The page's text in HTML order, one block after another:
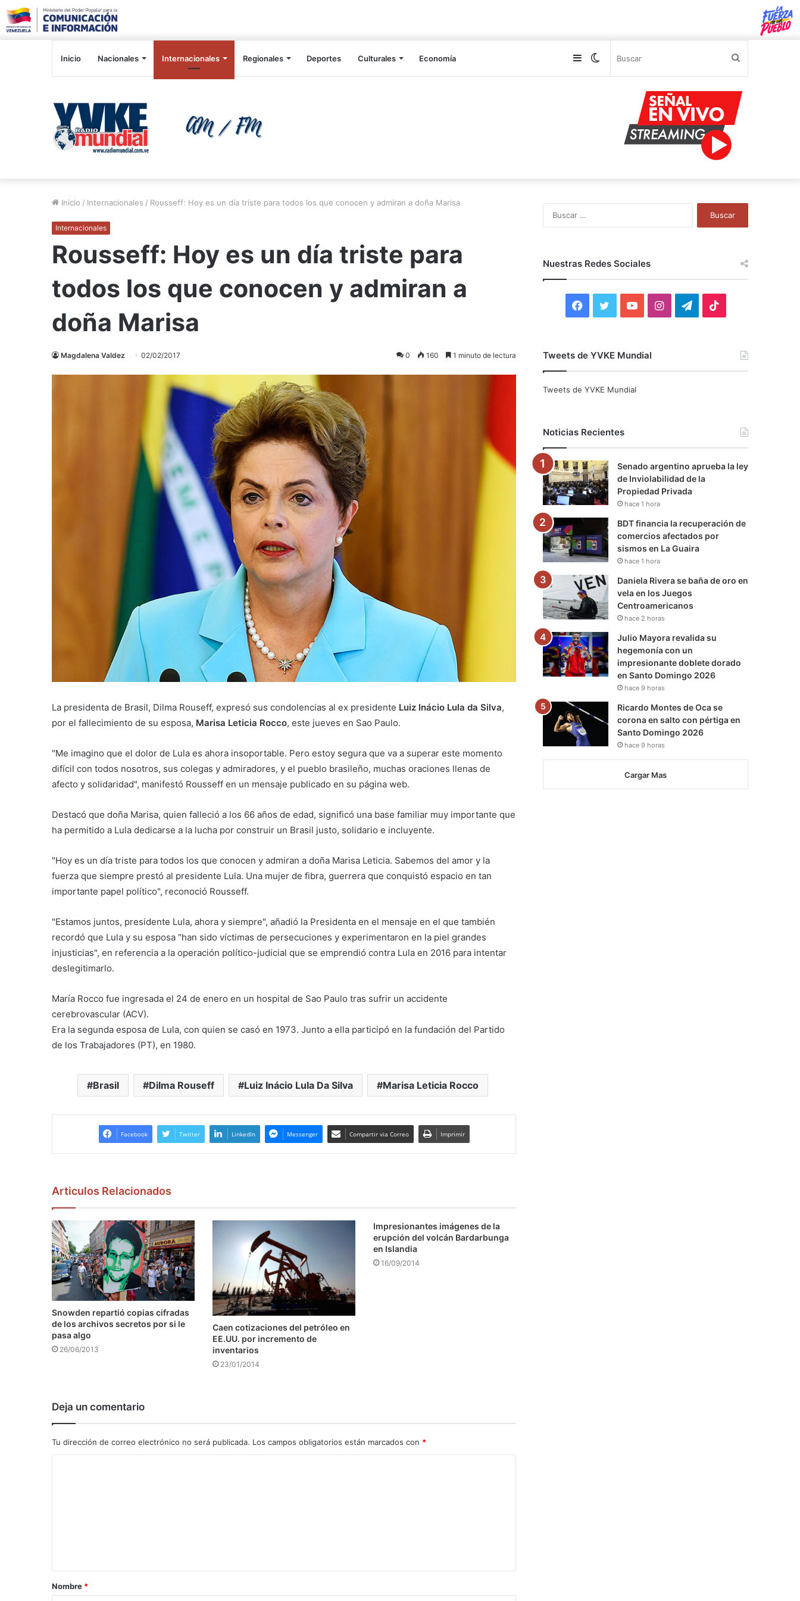
Inicio Nacionales Internacionales Regionales Deportes Culturales Economía Switch
Sidebar
Inicio / Internacionales / Rousseff: Hoy es un día triste para todos los que conocen y admiran a doña Marisa
Internacionales
Rousseff: Hoy es un día triste para
todos los que conocen y admiran a
doña Marisa
Magdalena Valdez 02/02/2017 0 160 1 minuto de lectura
La presidenta de Brasil, Dilma Rouseff, expresó sus condolencias al ex presidente Luiz Inácio Lula da Silva,
por el fallecimiento de su esposa, Marisa Leticia Rocco, este jueves en Sao Paulo.
"Me imagino que el dolor de Lula es ahora insoportable. Pero estoy segura que va a superar este momento
difícil con todos nosotros, sus colegas y admiradores, y el pueblo brasileño, muchas oraciones llenas de
afecto y solidaridad", manifestó Rousseff en un mensaje publicado en su página web.
Destacó que doña Marisa, quien falleció a los 66 años de edad, significó una base familiar muy importante que
ha permitido a Lula dedicarse a la lucha por construir un Brasil justo, solidario e incluyente.
"Hoy es un día triste para todos los que conocen y admiran a doña Marisa Leticia. Sabemos del amor y la
fuerza que siempre prestó al presidente Lula. Una mujer de fibra, guerrera que conquistó espacio en tan
importante papel político", reconoció Rousseff.
"Estamos juntos, presidente Lula, ahora y siempre", añadió la Presidenta en el mensaje en el que también
recordó que Lula y su esposa "han sido víctimas de persecuciones y experimentaron en la piel grandes
injusticias", en referencia a la operación político-judicial que se emprendió contra Lula en 2016 para intentar
deslegitimarlo.
María Rocco fue ingresada el 24 de enero en un hospital de Sao Paulo tras sufrir un accidente
cerebrovascular (ACV).
Era la segunda esposa de Lula, con quien se casó en 1973. Junto a ella participó en la fundación del Partido
de los Trabajadores (PT), en 1980.
Brasil Dilma Rouseff Luiz Inácio Lula Da Silva Marisa Leticia Rocco
Facebook Twitter LinkedIn Messenger Compartir via Correo Imprimir
Articulos Relacionados
Snowden repartió copias cifradas
de los archivos secretos por si le
pasa algo
26/06/2013
Caen cotizaciones del petróleo en
EE.UU. por incremento de
inventarios
23/01/2014
Impresionantes imágenes de la
erupción del volcán Bardarbunga
en Islandia
16/09/2014
Deja un comentario
Tu dirección de correo electrónico no será publicada. Los campos obligatorios están marcados con *
a
r
Nombre *
Nuestras Redes Sociales
F
c
o
k
i
r
Y
u
e
I
r
a
m
T
a
m
Tweets de YVKE Mundial
Tweets de YVKE Mundial
Noticias Recientes
Senado argentino aprueba la ley
de Inviolabilidad de la
Propiedad Privada
hace 1 hora
BDT financia la recuperación de
comercios afectados por
sismos en La Guaira
hace 1 hora
Daniela Rivera se baña de oro en
vela en los Juegos
Centroamericanos
hace 2 horas
Julio Mayora revalida su
hegemonía con un
impresionante doblete dorado
en Santo Domingo 2026
hace 9 horas
Ricardo Montes de Oca se
corona en salto con pértiga en
Santo Domingo 2026
hace 9 horas
Cargar Mas